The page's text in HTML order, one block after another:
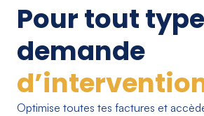
Pour tout
demande
Optimise toutes tes factures et